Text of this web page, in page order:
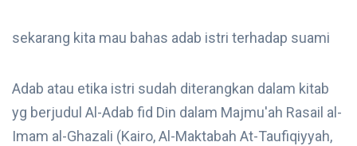
sekarang kita mau bahas adab istri terhadap suami
Adab atau etika istri sudah diterangkan dalam kitab
yg berjudul Al-Adab fid Din dalam Majmu'ah Rasail al-
Imam al-Ghazali (Kairo, Al-Maktabah At-Taufiqiyyah,